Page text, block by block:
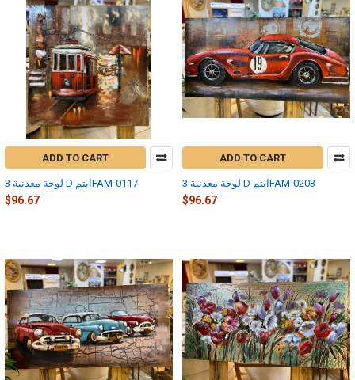
ADD TO CART
لوحة معدنية 3 D ايتمFAM-0117
$96.67
ADD TO CART
لوحة معدنية 3 D ايتمFAM-0203
$96.67